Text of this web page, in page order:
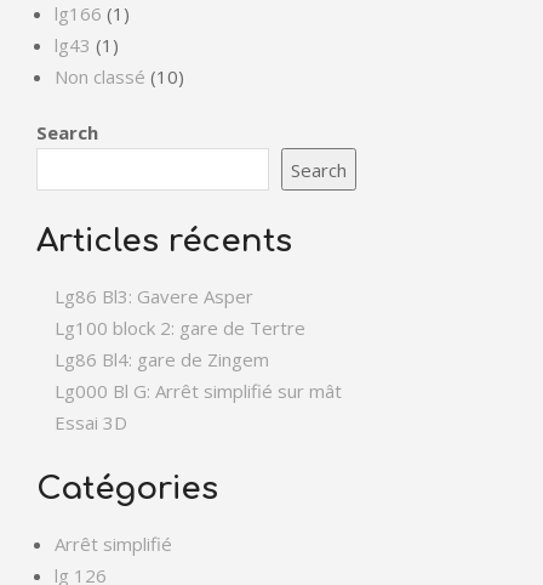
lg166 (1)
lg43 (1)
Non classé (10)
Search
Search
Articles récents
Lg86 Bl3: Gavere Asper
Lg100 block 2: gare de Tertre
Lg86 Bl4: gare de Zingem
Lg000 Bl G: Arrêt simplifié sur mât
Essai 3D
Catégories
Arrêt simplifié
lg 126